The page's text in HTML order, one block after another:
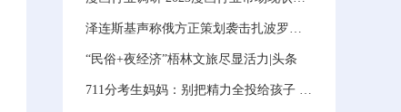
泽连斯基声称俄方正策划袭击扎波罗热核电站，白宫：无法证实
“民俗+夜经济”梧林文旅尽显活力|头条
711分考生妈妈：别把精力全投给孩子 基本信息讲解